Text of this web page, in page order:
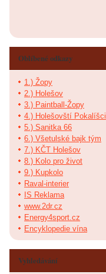
Oblíbené odkazy
1.) Žopy
2.) Holešov
3.) Paintball-Žopy
4.) Holešovští Pokalíšci
5.) Sanitka 66
6.) Všetulské bajk tým
7.) KČT Holešov
8.) Kolo pro život
9.) Kupkolo
Raval-interier
IS Reklama
www.2dr.cz
Energy4sport.cz
Encyklopedie vína
Vyhledávání